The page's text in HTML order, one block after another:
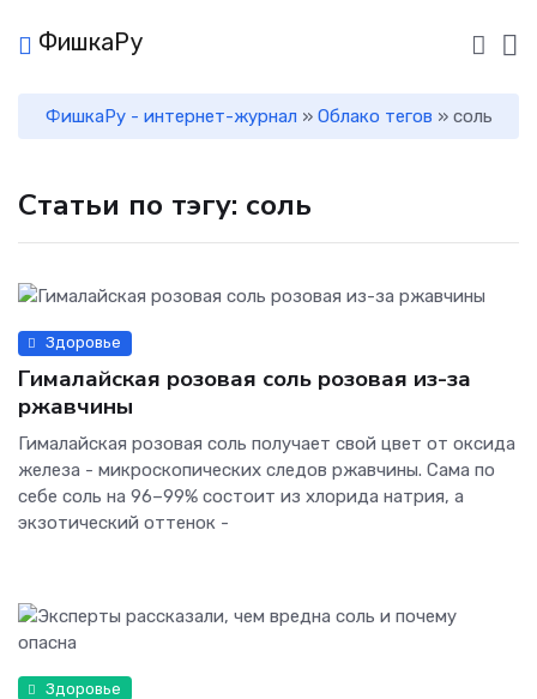
ФишкаРу
ФишкаРу - интернет-журнал » Облако тегов » соль
Статьи по тэгу: соль
Здоровье
Гималайская розовая соль розовая из-за
ржавчины
Гималайская розовая соль получает свой цвет от оксида
железа - микроскопических следов ржавчины. Сама по
себе соль на 96–99% состоит из хлорида натрия, а
экзотический оттенок -
Здоровье